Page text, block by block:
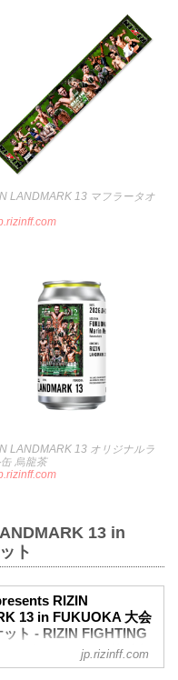
LANDMARK 13 マフラータオ
LANDMARK 13 オリジナルラ
烏龍茶
13 in
ト
RIZIN
13 in FUKUOKA 大会
ト - RIZIN FIGHTING
オフィシャルサイト
jp.rizinff.com